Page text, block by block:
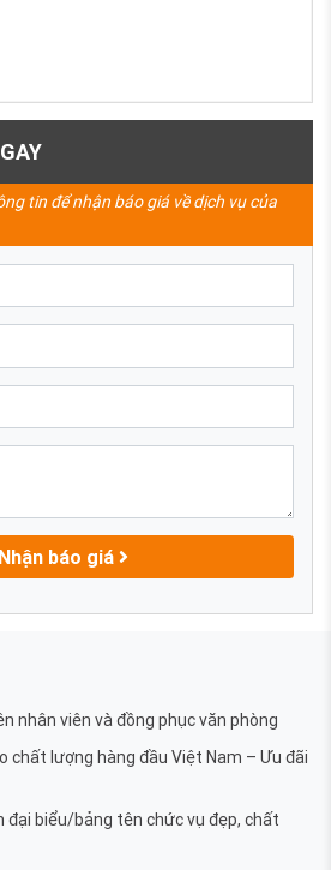
tin để nhận báo giá về dịch vụ của
Nhận báo giá
nhân viên và đồng phục văn phòng
chất lượng hàng đầu Việt Nam – Ưu đãi
đại biểu/bảng tên chức vụ đẹp, chất